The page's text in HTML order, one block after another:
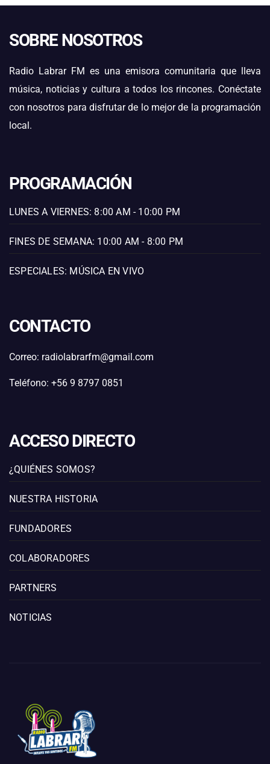
SOBRE NOSOTROS
Radio Labrar FM es una emisora comunitaria que lleva
música, noticias y cultura a todos los rincones. Conéctate
con nosotros para disfrutar de lo mejor de la programación
local.
PROGRAMACIÓN
LUNES A VIERNES: 8:00 AM - 10:00 PM
FINES DE SEMANA: 10:00 AM - 8:00 PM
ESPECIALES: MÚSICA EN VIVO
CONTACTO
Correo: radiolabrarfm@gmail.com
Teléfono: +56 9 8797 0851
ACCESO DIRECTO
¿QUIÉNES SOMOS?
NUESTRA HISTORIA
FUNDADORES
COLABORADORES
PARTNERS
NOTICIAS